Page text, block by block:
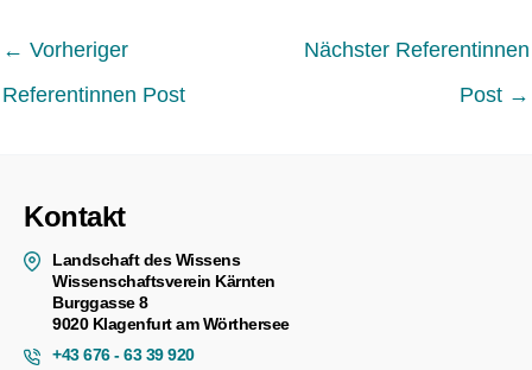
← Vorheriger
Referentinnen Post
Nächster Referentinnen
Post →
Kontakt
Landschaft des Wissens
Wissenschaftsverein Kärnten
Burggasse 8
9020 Klagenfurt am Wörthersee
+43 676 - 63 39 920